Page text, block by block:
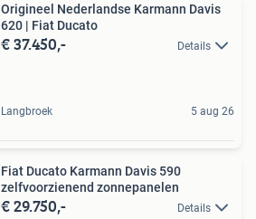
Origineel Nederlandse Karmann Davis
620 | Fiat Ducato
€ 37.450,- Details
Langbroek 5 aug 26
Fiat Ducato Karmann Davis 590
zelfvoorzienend zonnepanelen
€ 29.750,- Details